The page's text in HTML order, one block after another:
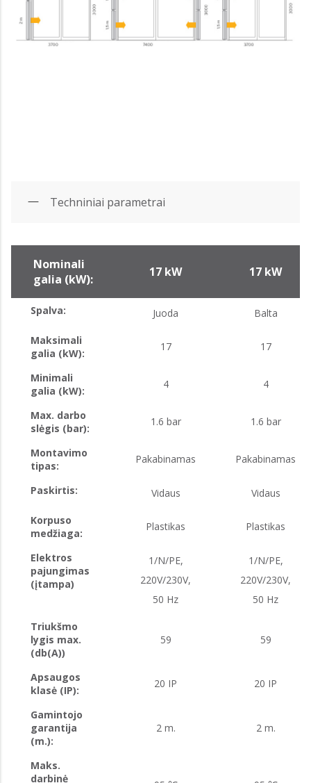
Techniniai parametrai
Nominali
galia (kW):
17 kW 17 kW
Spalva: Juoda Balta
Maksimali
galia (kW):
17 17
Minimali
galia (kW):
4 4
Max. darbo
slėgis (bar):
1.6 bar 1.6 bar
Montavimo
tipas:
Pakabinamas Pakabinamas
Paskirtis: Vidaus Vidaus
Korpuso
medžiaga:
Plastikas Plastikas
Elektros
pajungimas
(įtampa)
1/N/PE,
220V/230V,
50 Hz
1/N/PE,
220V/230V,
50 Hz
Triukšmo
lygis max.
(db(A))
59 59
Apsaugos
klasė (IP):
20 IP 20 IP
Gamintojo
garantija
(m.):
2 m. 2 m.
Maks.
darbinė